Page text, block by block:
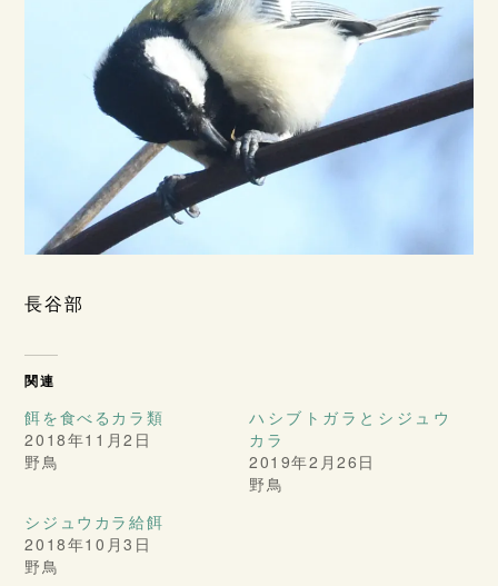
長谷部
関連
餌を食べるカラ類
2018年11月2日
野鳥
ハシブトガラとシジュウ
カラ
2019年2月26日
野鳥
シジュウカラ給餌
2018年10月3日
野鳥